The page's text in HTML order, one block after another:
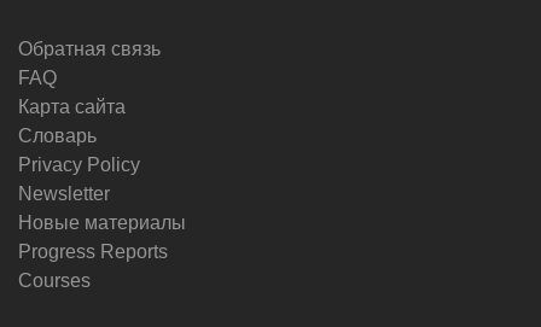
Обратная связь
FAQ
Карта сайта
Словарь
Privacy Policy
Newsletter
Новые материалы
Progress Reports
Courses